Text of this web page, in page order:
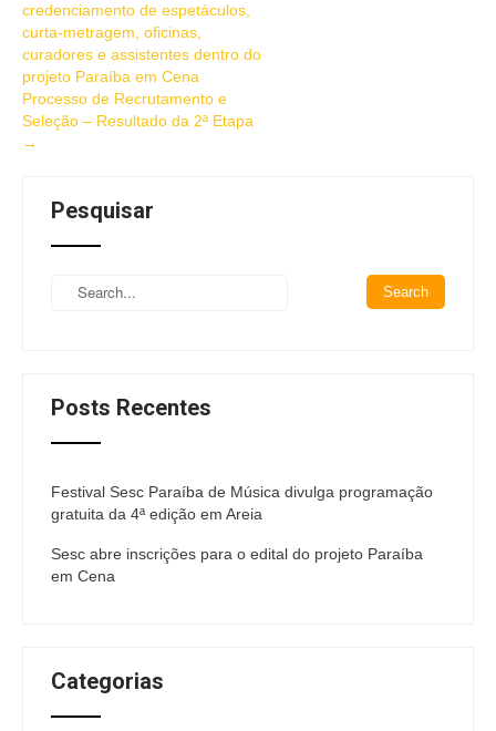
credenciamento de espetáculos,
curta-metragem, oficinas,
curadores e assistentes dentro do
projeto Paraíba em Cena
Processo de Recrutamento e
Seleção – Resultado da 2ª Etapa
→
Pesquisar
Posts Recentes
Festival Sesc Paraíba de Música divulga programação
gratuita da 4ª edição em Areia
Sesc abre inscrições para o edital do projeto Paraíba
em Cena
Categorias